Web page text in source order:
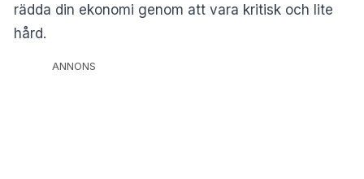
rädda din ekonomi genom att vara kritisk och lite
hård.
ANNONS